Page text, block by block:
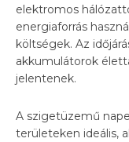
elektromos
energiaforrás
költségek. Az
akkumulátorok
jelentenek.
A szigetüzemű
területeken ideális,